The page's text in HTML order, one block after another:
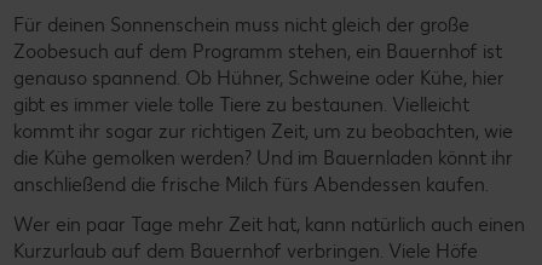
Für deinen Sonnenschein muss nicht gleich der große
Zoobesuch auf dem Programm stehen, ein Bauernhof ist
genauso spannend. Ob Hühner, Schweine oder Kühe, hier
gibt es immer viele tolle Tiere zu bestaunen. Vielleicht
kommt ihr sogar zur richtigen Zeit, um zu beobachten, wie
die Kühe gemolken werden? Und im Bauernladen könnt ihr
anschließend die frische Milch fürs Abendessen kaufen.
Wer ein paar Tage mehr Zeit hat, kann natürlich auch einen
Kurzurlaub auf dem Bauernhof verbringen. Viele Höfe